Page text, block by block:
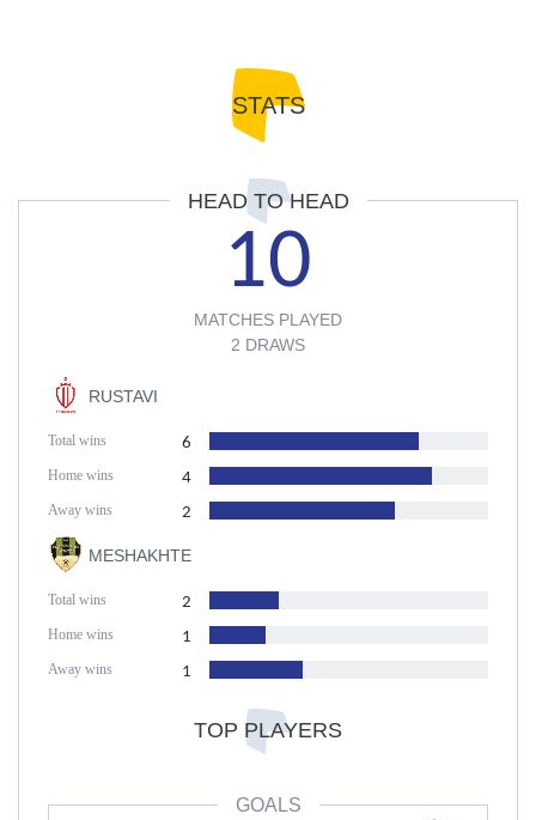
STATS
HEAD TO HEAD
RUSTAVI
Total wins 6
Home wins 4
Away wins 2
MESHAKHTE
Total wins 2
Home wins 1
Away wins 1
10
MATCHES PLAYED
2 DRAWS
TOP PLAYERS
GOALS